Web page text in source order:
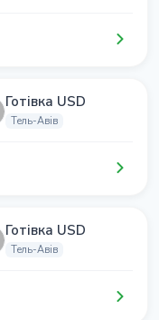
Готівка USD
Тель-Авів
Готівка USD
Тель-Авів